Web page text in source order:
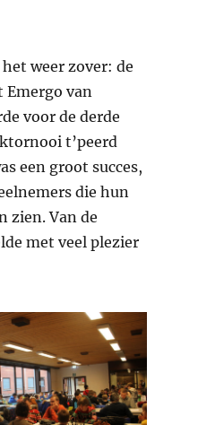
weer zover: de
Emergo van
voor de derde
t’peerd
een groot succes,
die hun
zien. Van de
met veel plezier